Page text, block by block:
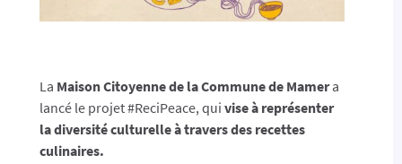
La Maison Citoyenne de la Commune de Mamera
lancé le projet #ReciPeace, qui vise à représenter
la diversité culturelle à travers des recettes
culinaires.